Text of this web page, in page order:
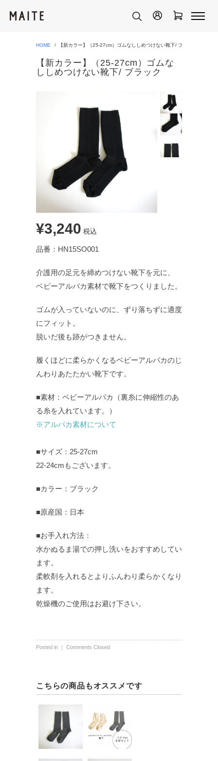
HOME 【新カラー】（25-27cm）ゴムなししめつけない靴下/ ブラック
【新カラー】（25-27cm）ゴムな
ししめつけない靴下/ ブラック
¥3,240 税込
品番：HN15SO001
介護用の足元を締めつけない靴下を元に、
ベビーアルパカ素材で靴下をつくりました。
ゴムが入っていないのに、ずり落ちずに適度
にフィット。
脱いだ後も跡がつきません。
履くほどに柔らかくなるベビーアルパカのじ
んわりあたたかい靴下です。
■素材：ベビーアルパカ（裏糸に伸縮性のあ
る糸を入れています。）
※アルパカ素材について
■サイズ：25-27cm
22-24cmもございます。
■カラー：ブラック
■原産国：日本
■お手入れ方法：
水かぬるま湯での押し洗いをおすすめしてい
ます。
柔軟剤を入れるとよりふんわり柔らかくなり
ます。
乾燥機のご使用はお避け下さい。
Posted in ｜ Comments Closed
こちらの商品もオススメです
【再入荷】
はじめての